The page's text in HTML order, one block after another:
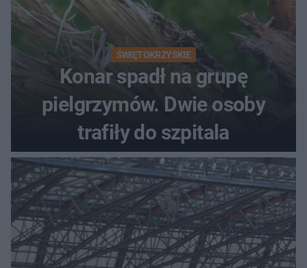
ŚWIĘTOKRZYSKIE
Konar spadł na grupę
pielgrzymów. Dwie osoby
trafiły do szpitala